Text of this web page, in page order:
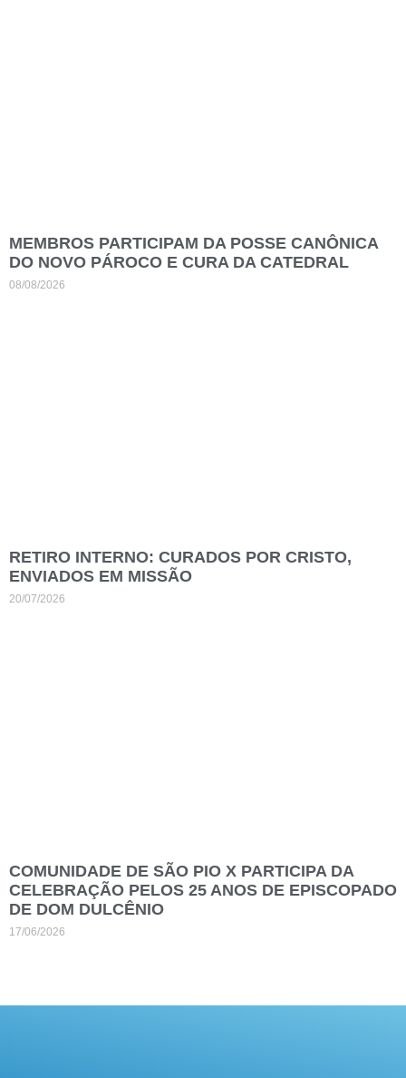
MEMBROS PARTICIPAM DA POSSE CANÔNICA
DO NOVO PÁROCO E CURA DA CATEDRAL
08/08/2026
RETIRO INTERNO: CURADOS POR CRISTO,
ENVIADOS EM MISSÃO
20/07/2026
COMUNIDADE DE SÃO PIO X PARTICIPA DA
CELEBRAÇÃO PELOS 25 ANOS DE EPISCOPADO
DE DOM DULCÊNIO
17/06/2026